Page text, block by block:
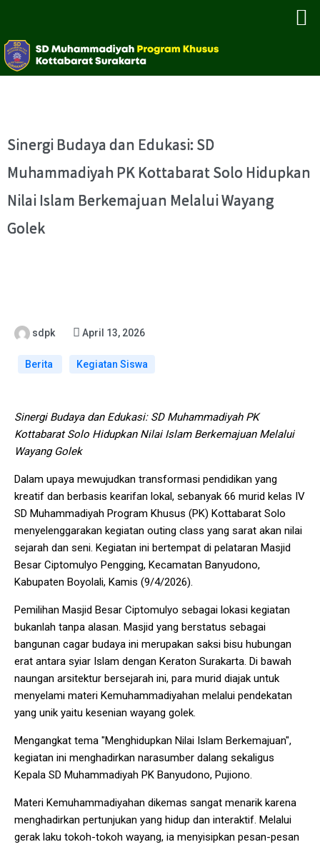
Sinergi Budaya dan Edukasi: SD
Muhammadiyah PK Kottabarat Solo Hidupkan
Nilai Islam Berkemajuan Melalui Wayang
Golek
sdpk April 13, 2026
Berita Kegiatan Siswa
Sinergi Budaya dan Edukasi: SD Muhammadiyah PK
Kottabarat Solo Hidupkan Nilai Islam Berkemajuan Melalui
Wayang Golek
Dalam upaya mewujudkan transformasi pendidikan yang
kreatif dan berbasis kearifan lokal, sebanyak 66 murid kelas IV
SD Muhammadiyah Program Khusus (PK) Kottabarat Solo
menyelenggarakan kegiatan outing class yang sarat akan nilai
sejarah dan seni. Kegiatan ini bertempat di pelataran Masjid
Besar Ciptomulyo Pengging, Kecamatan Banyudono,
Kabupaten Boyolali, Kamis (9/4/2026).
Pemilihan Masjid Besar Ciptomulyo sebagai lokasi kegiatan
bukanlah tanpa alasan. Masjid yang berstatus sebagai
bangunan cagar budaya ini merupakan saksi bisu hubungan
erat antara syiar Islam dengan Keraton Surakarta. Di bawah
naungan arsitektur bersejarah ini, para murid diajak untuk
menyelami materi Kemuhammadiyahan melalui pendekatan
yang unik yaitu kesenian wayang golek.
Mengangkat tema "Menghidupkan Nilai Islam Berkemajuan",
kegiatan ini menghadirkan narasumber dalang sekaligus
Kepala SD Muhammadiyah PK Banyudono, Pujiono.
Materi Kemuhammadiyahan dikemas sangat menarik karena
menghadirkan pertunjukan yang hidup dan interaktif. Melalui
gerak laku tokoh-tokoh wayang, ia menyisipkan pesan-pesan